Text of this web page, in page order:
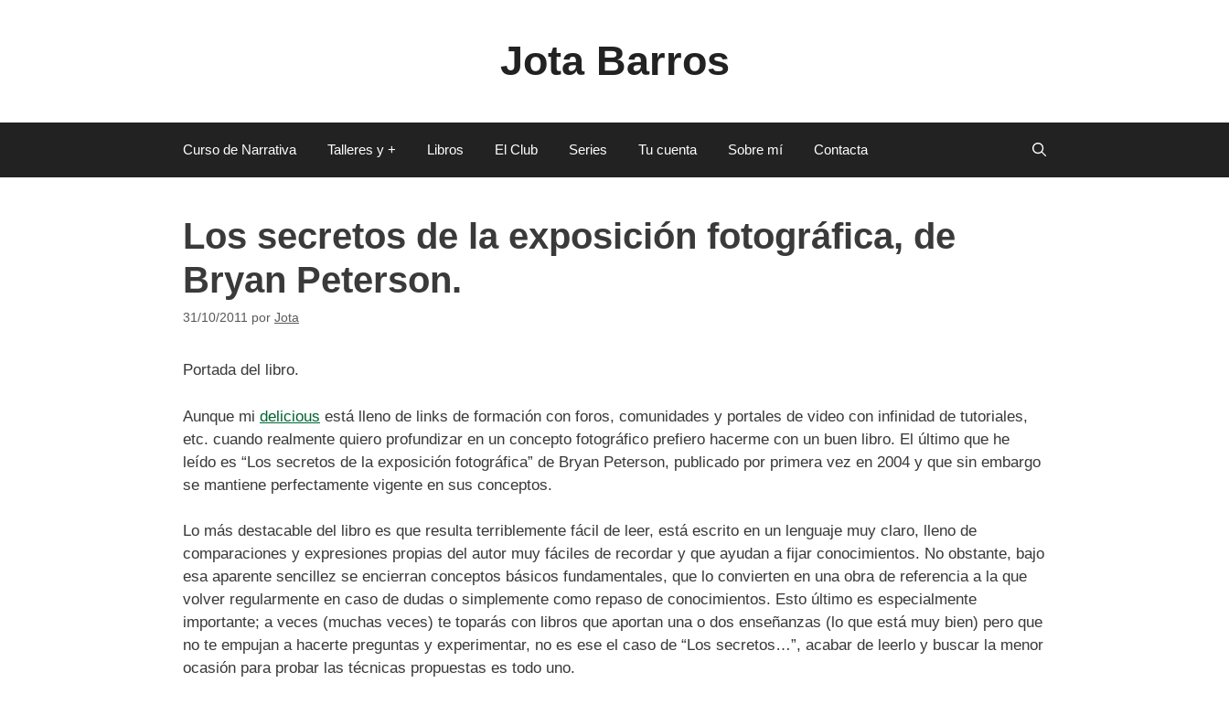
Jota Barros
Curso de Narrativa Talleres y + Libros El Club Series Tu cuenta Sobre mí Contacta
Los secretos de la exposición fotográfica, de
Bryan Peterson.
31/10/2011 por Jota
Portada del libro.
Aunque mi delicious está lleno de links de formación con foros, comunidades y portales de video con infinidad de tutoriales,
etc. cuando realmente quiero profundizar en un concepto fotográfico prefiero hacerme con un buen libro. El último que he
leído es “Los secretos de la exposición fotográfica” de Bryan Peterson, publicado por primera vez en 2004 y que sin embargo
se mantiene perfectamente vigente en sus conceptos.
Lo más destacable del libro es que resulta terriblemente fácil de leer, está escrito en un lenguaje muy claro, lleno de
comparaciones y expresiones propias del autor muy fáciles de recordar y que ayudan a fijar conocimientos. No obstante, bajo
esa aparente sencillez se encierran conceptos básicos fundamentales, que lo convierten en una obra de referencia a la que
volver regularmente en caso de dudas o simplemente como repaso de conocimientos. Esto último es especialmente
importante; a veces (muchas veces) te toparás con libros que aportan una o dos enseñanzas (lo que está muy bien) pero que
no te empujan a hacerte preguntas y experimentar, no es ese el caso de “Los secretos…”, acabar de leerlo y buscar la menor
ocasión para probar las técnicas propuestas es todo uno.